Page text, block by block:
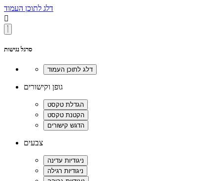
דלג לתוכן העמוד

סרגל נגישות
גופן וקישורים
צבעים